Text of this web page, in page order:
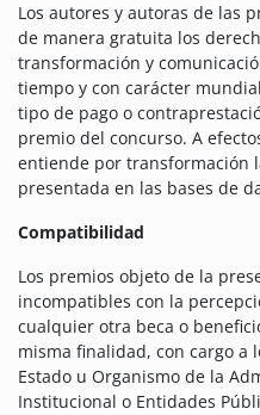
Los autores y autoras de las
de manera gratuita los
transformación y
tiempo y con carácter
tipo de pago o
premio del concurso. A
entiende por transformación
presentada en las bases de
Compatibilidad
Los premios objeto de la
incompatibles con la
cualquier otra beca o
misma finalidad, con cargo a
Estado u Organismo de la
Institucional o Entidades